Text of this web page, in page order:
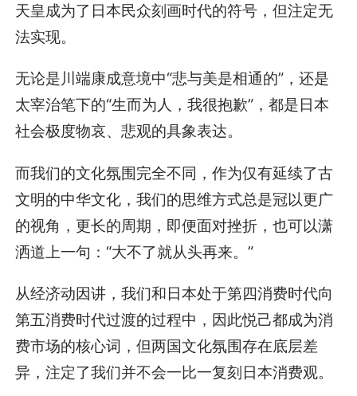
天皇成为了日本民众刻画时代的符号，但注定无
法实现。
无论是川端康成意境中“悲与美是相通的”，还是
太宰治笔下的“生而为人，我很抱歉”，都是日本
社会极度物哀、悲观的具象表达。
而我们的文化氛围完全不同，作为仅有延续了古
文明的中华文化，我们的思维方式总是冠以更广
的视角，更长的周期，即便面对挫折，也可以潇
洒道上一句：“大不了就从头再来。”
从经济动因讲，我们和日本处于第四消费时代向
第五消费时代过渡的过程中，因此悦己都成为消
费市场的核心词，但两国文化氛围存在底层差
异，注定了我们并不会一比一复刻日本消费观。